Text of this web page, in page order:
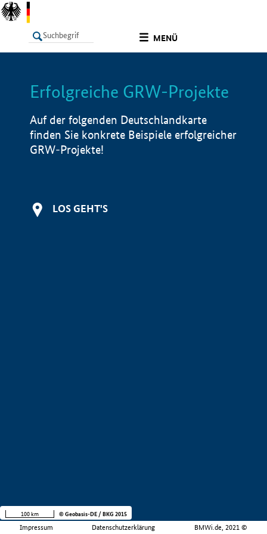
MENÜ
LISTE Info
Erfolgreiche GRW-Projekte
Auf der folgenden Deutschlandkarte
finden Sie konkrete Beispiele erfolgreicher
GRW-Projekte!
LOS GEHT'S
Impressum Datenschutzerklärung BMWi.de, 2021 ©
100 km © Geobasis-DE / BKG 2015